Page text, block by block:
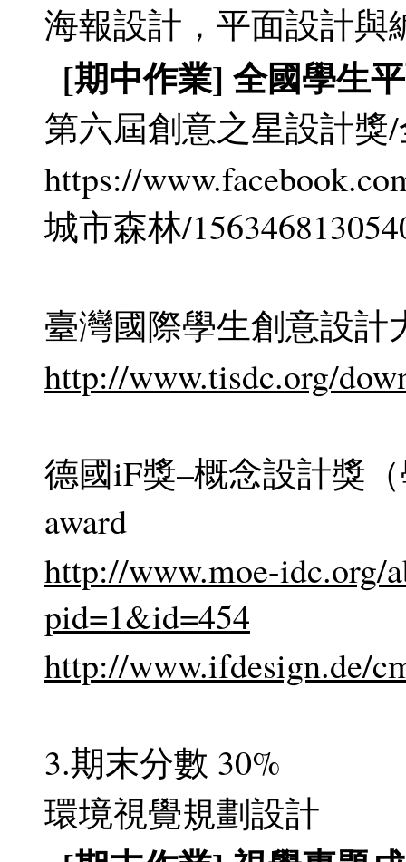
海報設計，平面設計與
[期中作業] 全國學生
第六屆創意之星設計
https://
城市森林/
臺灣國際學生創意設計
http://www.tisdc.org/
德國iF獎–概念設計獎
award
http://www.moe-idc.org/
pid=1&id=454
http://www.ifdesign.de/
3.期末分數 30%
環境視覺規劃設計